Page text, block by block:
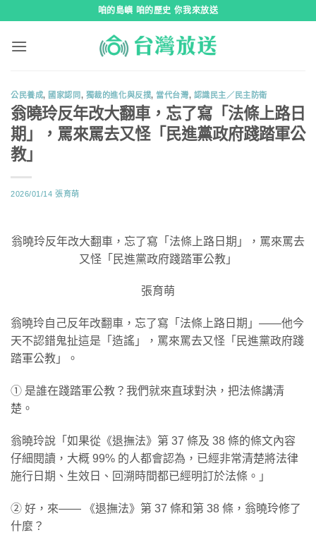
咱的島嶼 咱的歷史 你我來放送
公民養成, 國家認同, 獨裁的進化與反撲, 當代台灣, 認識民主／民主防衛
翁曉玲反年改大翻車，忘了寫「法條上路日
期」，罵來罵去又怪「民進黨政府踐踏軍公
教」
2026/01/14 張育萌
翁曉玲反年改大翻車，忘了寫「法條上路日期」，罵來罵去
又怪「民進黨政府踐踏軍公教」
張育萌
翁曉玲自己反年改翻車，忘了寫「法條上路日期」——他今
天不認錯鬼扯這是「造謠」，罵來罵去又怪「民進黨政府踐
踏軍公教」。
① 是誰在踐踏軍公教？我們就來直球對決，把法條講清
楚。
翁曉玲說「如果從《退撫法》第 37 條及 38 條的條文內容
仔細閱讀，大概 99% 的人都會認為，已經非常清楚將法律
施行日期、生效日、回溯時間都已經明訂於法條。」
② 好，來—— 《退撫法》第 37 條和第 38 條，翁曉玲修了
什麼？